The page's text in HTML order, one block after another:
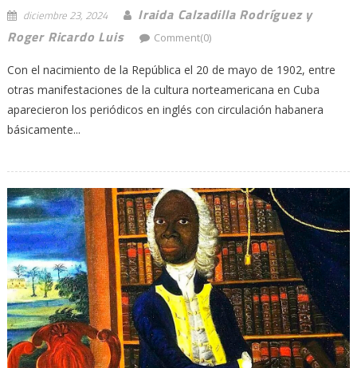
diciembre 23, 2024
Iraida Calzadilla Rodríguez y
Roger Ricardo Luis
Comment(0)
Con el nacimiento de la República el 20 de mayo de 1902, entre
otras manifestaciones de la cultura norteamericana en Cuba
aparecieron los periódicos en inglés con circulación habanera
básicamente...